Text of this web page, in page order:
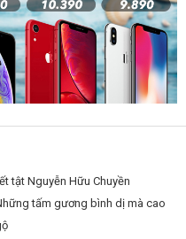
tật Nguyễn Hữu Chuyền
tấm gương bình dị mà cao quý"